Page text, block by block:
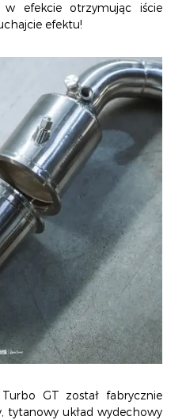
efekcie otrzymując iście
efektu!
GT został fabrycznie
tytanowy układ wydechowy